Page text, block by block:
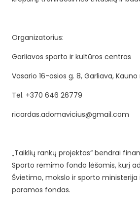
Organizatorius:
Garliavos sporto ir kultūros centras
Vasario 16-osios g. 8, Garliava, Kauno
Tel. +370 646 26779
ricardas.adomavicius@gmail.com
„Taiklių rankų projektas“ bendrai
Sporto rėmimo fondo lėšomis, kurį
Švietimo, mokslo ir sporto
paramos fondas.